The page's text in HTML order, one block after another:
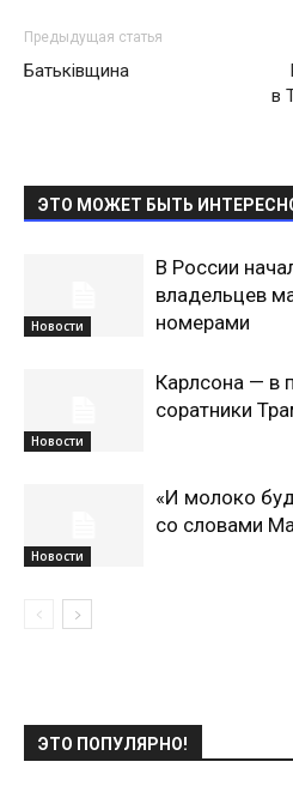
Предыдущая статья
Батьківщина
в
ЭТО МОЖЕТ БЫТЬ
Новости
В России
владельцев
номерами
Новости
Карлсона — в
соратники
Новости
«И молоко
со словами
ЭТО ПОПУЛЯРНО!